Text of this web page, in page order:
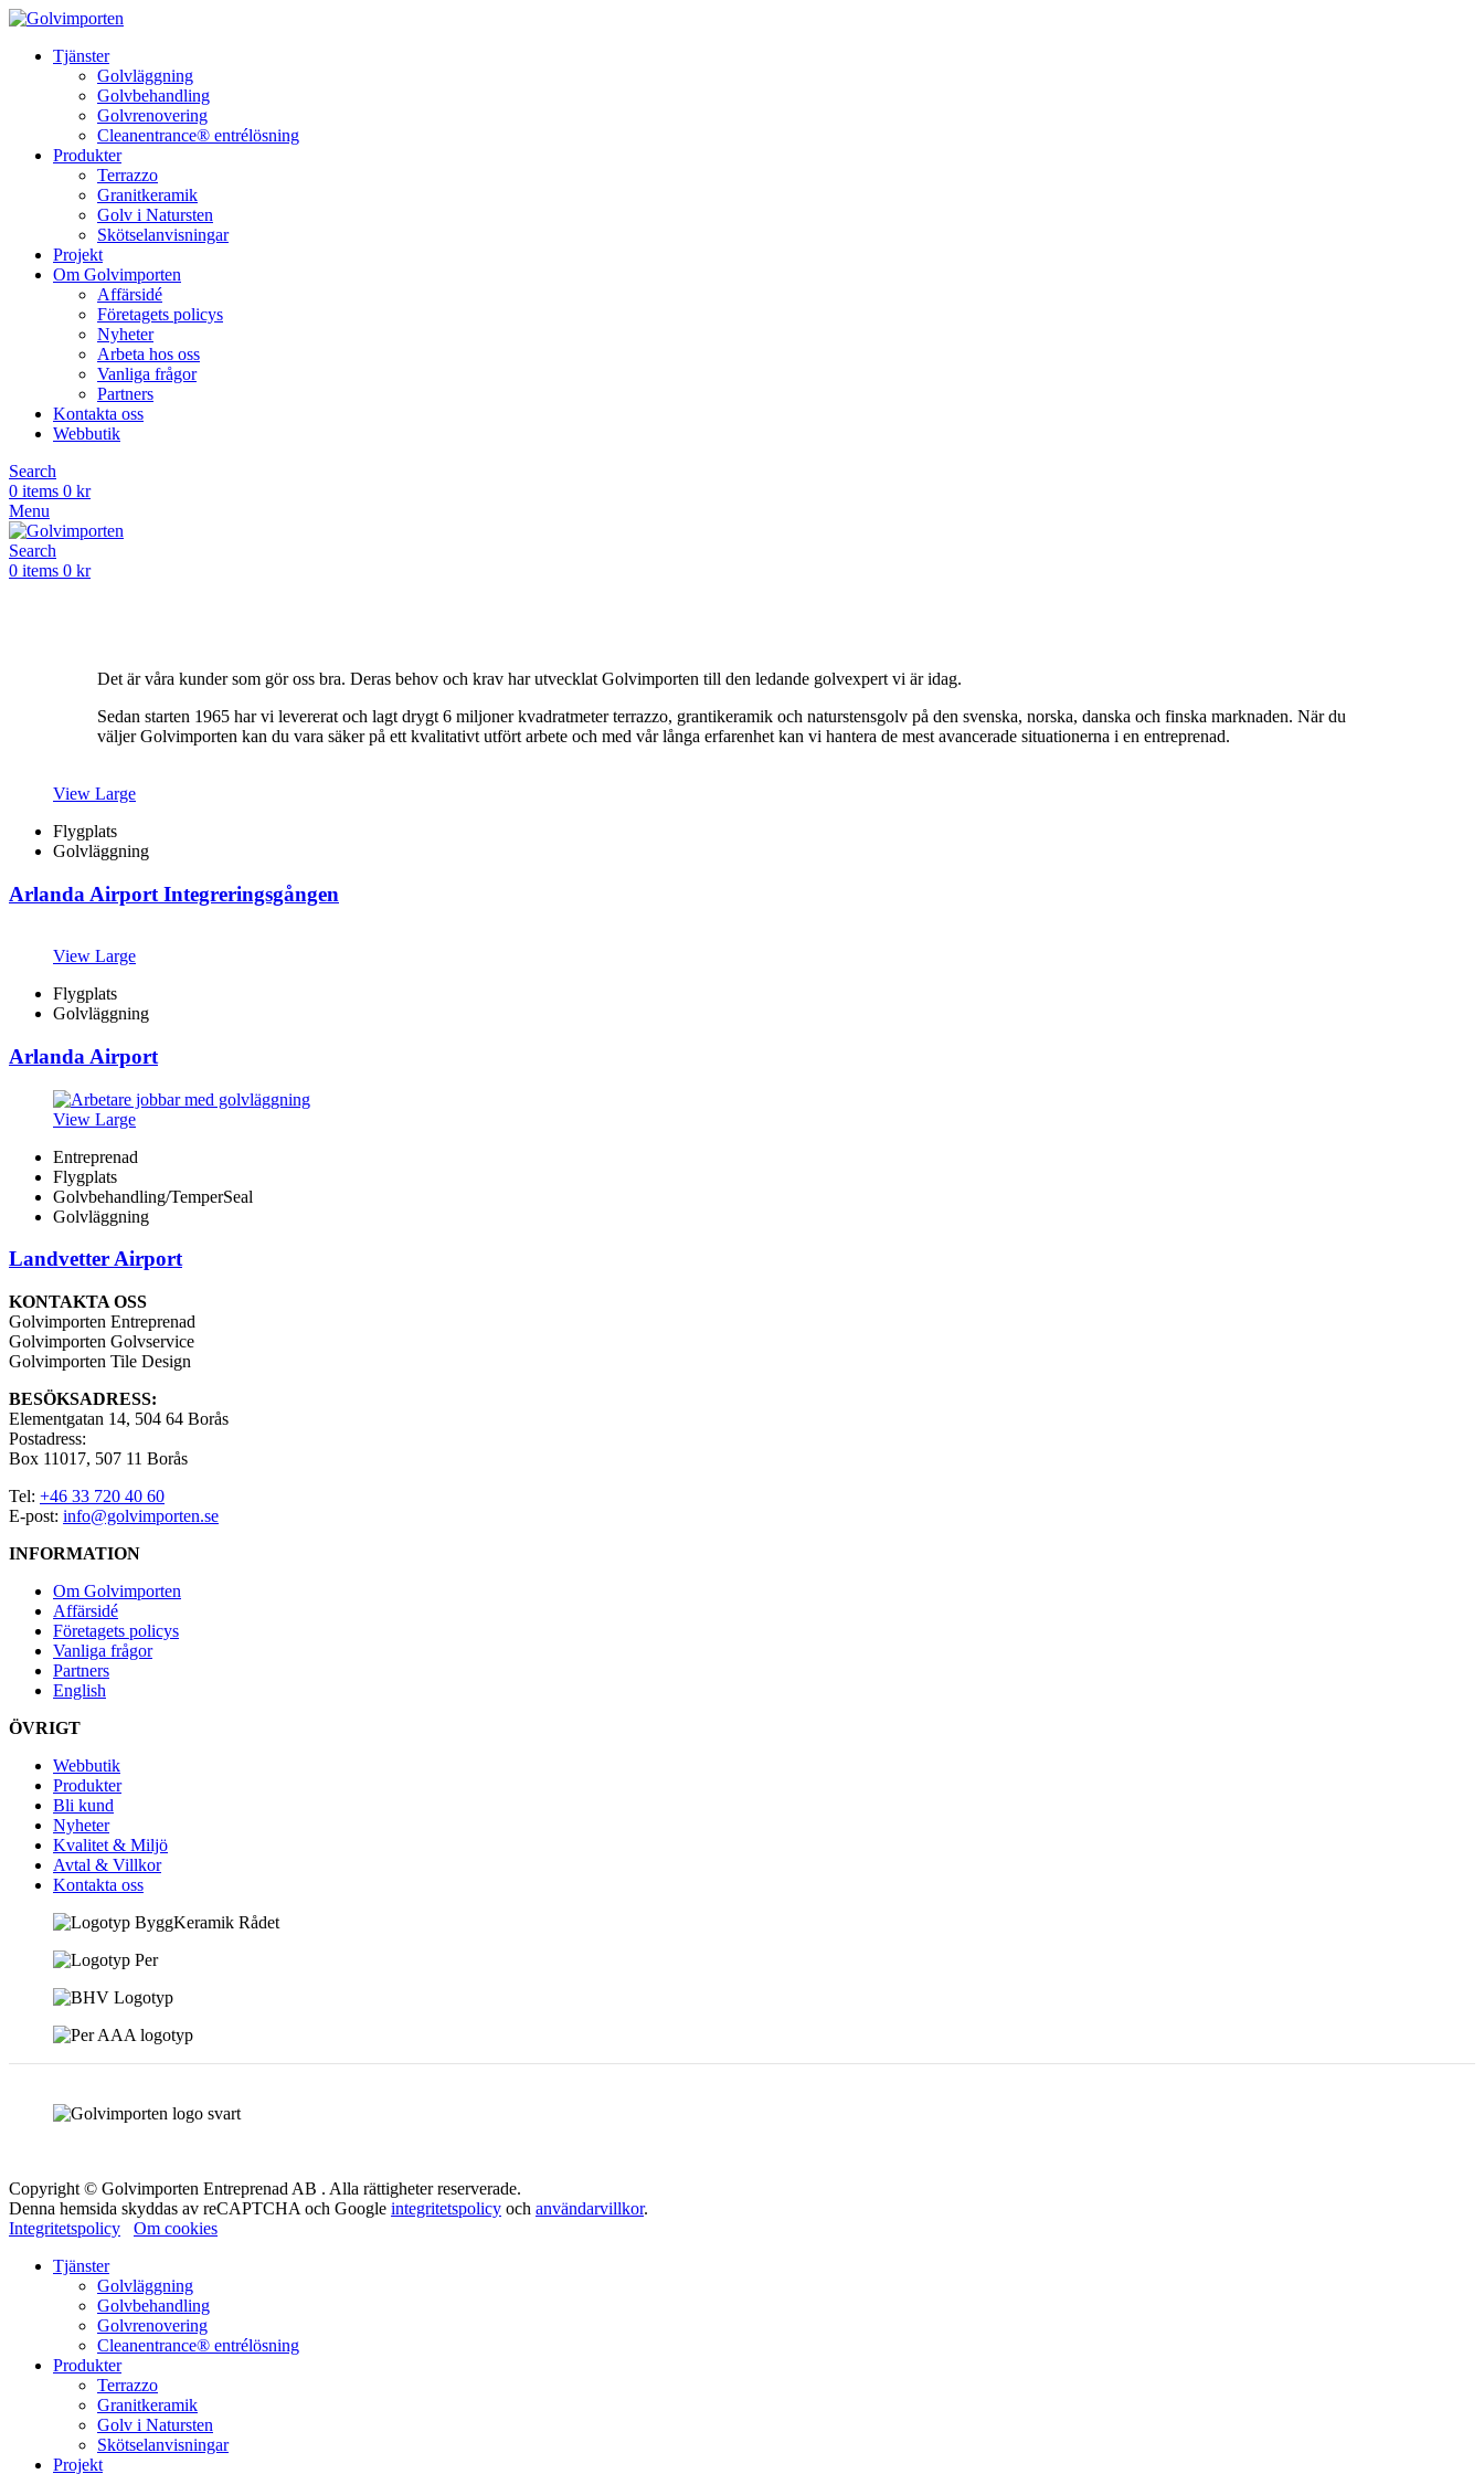
Tjänster
Golvläggning
Golvbehandling
Golvrenovering
Cleanentrance® entrélösning
Produkter
Terrazzo
Granitkeramik
Golv i Natursten
Skötselanvisningar
Projekt
Om Golvimporten
Affärsidé
Företagets policys
Nyheter
Arbeta hos oss
Vanliga frågor
Partners
Kontakta oss
Webbutik
Search
0 items 0 kr
Menu
Search
0 items 0 kr
Det är våra kunder som gör oss bra. Deras behov och krav har utvecklat Golvimporten till den ledande golvexpert vi är idag.
Sedan starten 1965 har vi levererat och lagt drygt 6 miljoner kvadratmeter terrazzo, grantikeramik och naturstensgolv på den svenska, norska, danska och finska marknaden. När du
väljer Golvimporten kan du vara säker på ett kvalitativt utfört arbete och med vår långa erfarenhet kan vi hantera de mest avancerade situationerna i en entreprenad.
View Large
Flygplats
Golvläggning
Arlanda Airport Integreringsgången
View Large
Flygplats
Golvläggning
Arlanda Airport
View Large
Entreprenad
Flygplats
Golvbehandling/TemperSeal
Golvläggning
Landvetter Airport
KONTAKTA OSS
Golvimporten Entreprenad
Golvimporten Golvservice
Golvimporten Tile Design
BESÖKSADRESS:
Elementgatan 14, 504 64 Borås
Postadress:
Box 11017, 507 11 Borås
Tel: +46 33 720 40 60
E-post: info@golvimporten.se
INFORMATION
Om Golvimporten
Affärsidé
Företagets policys
Vanliga frågor
Partners
English
ÖVRIGT
Webbutik
Produkter
Bli kund
Nyheter
Kvalitet & Miljö
Avtal & Villkor
Kontakta oss
Copyright © Golvimporten Entreprenad AB . Alla rättigheter reserverade.
Denna hemsida skyddas av reCAPTCHA och Google integritetspolicy och användarvillkor.
Integritetspolicy
Om cookies
Tjänster
Golvläggning
Golvbehandling
Golvrenovering
Cleanentrance® entrélösning
Produkter
Terrazzo
Granitkeramik
Golv i Natursten
Skötselanvisningar
Projekt